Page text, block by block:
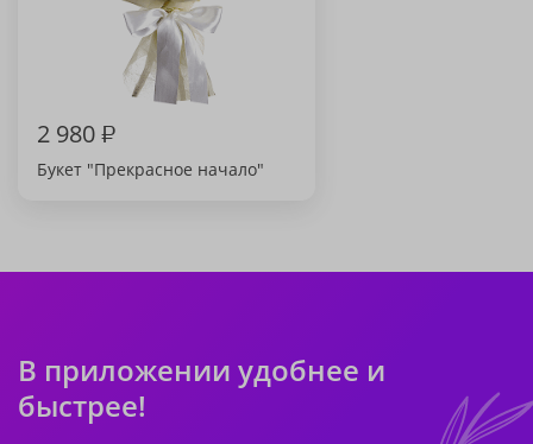
2 980₽
Букет "Прекрасное начало"
В приложении удобнее и
быстрее!